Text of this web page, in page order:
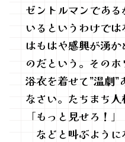
ゼントルマンであ
いるというわけで
はもはや感興が湧
のだという。その
浴衣を着せて”温劇
なさい。たちまち人
「もっと見せろ！」
などと叫ぶように